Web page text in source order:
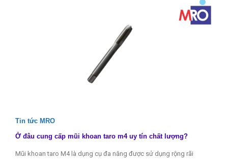
Tin tức MRO
Ở đâu cung cấp mũi khoan taro m4 uy tín chất lượng?
Mũi khoan taro M4 là dụng cụ đa năng được sử dụng rộng rãi